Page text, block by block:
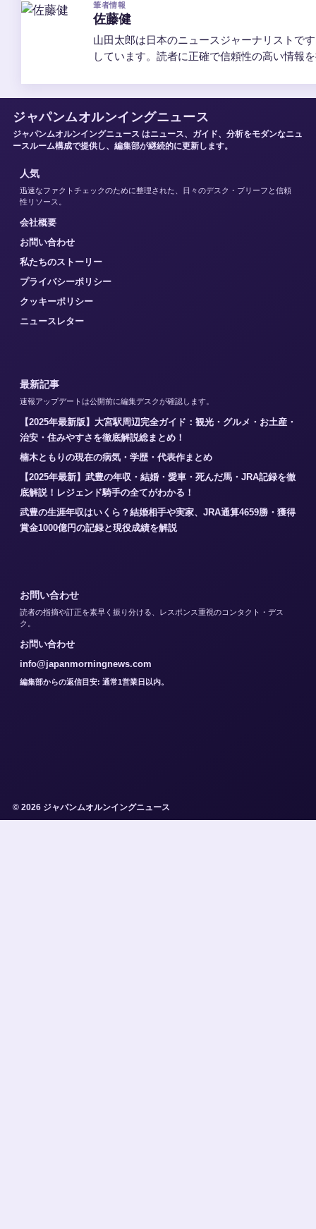
筆者情報
佐藤健
山田太郎は日本のニュースジャーナリストで
しています。読者に正確で信頼性の高い情報
ジャパンムオルンイングニュース
ジャパンムオルンイングニュース はニュース、ガイド、分析をモダンなニュ
ースルーム構成で提供し、編集部が継続的に更新します。
人気
迅速なファクトチェックのために整理された、日々のデスク・ブリーフと信頼
性リソース。
会社概要
お問い合わせ
私たちのストーリー
プライバシーポリシー
クッキーポリシー
ニュースレター
最新記事
速報アップデートは公開前に編集デスクが確認します。
【2025年最新版】大宮駅周辺完全ガイド：観光・グルメ・お土産・
治安・住みやすさを徹底解説総まとめ！
楠木ともりの現在の病気・学歴・代表作まとめ
【2025年最新】武豊の年収・結婚・愛車・死んだ馬・JRA記録を徹
底解説！レジェンド騎手の全てがわかる！
武豊の生涯年収はいくら？結婚相手や実家、JRA通算4659勝・獲得
賞金1000億円の記録と現役成績を解説
お問い合わせ
読者の指摘や訂正を素早く振り分ける、レスポンス重視のコンタクト・デス
ク。
お問い合わせ
info@japanmorningnews.com
編集部からの返信目安: 通常1営業日以内。
© 2026 ジャパンムオルンイングニュース